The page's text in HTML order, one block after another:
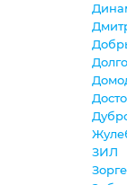
ЗИЛ
Зорге